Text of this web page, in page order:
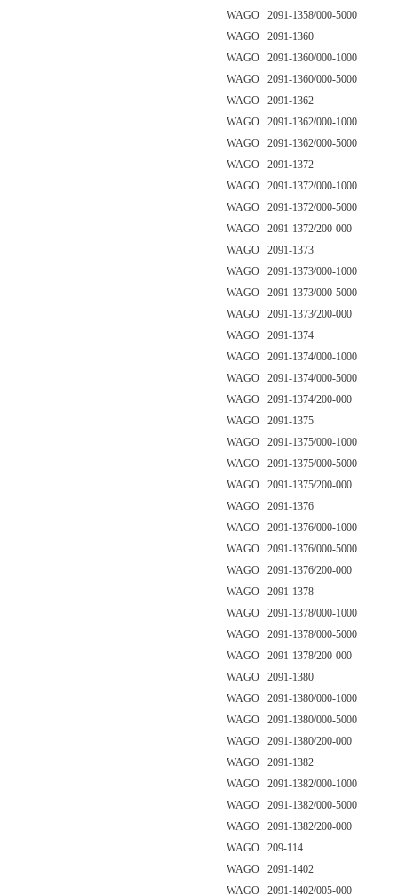
WAGO 2091-1358/000-5000
WAGO 2091-1360
WAGO 2091-1360/000-1000
WAGO 2091-1360/000-5000
WAGO 2091-1362
WAGO 2091-1362/000-1000
WAGO 2091-1362/000-5000
WAGO 2091-1372
WAGO 2091-1372/000-1000
WAGO 2091-1372/000-5000
WAGO 2091-1372/200-000
WAGO 2091-1373
WAGO 2091-1373/000-1000
WAGO 2091-1373/000-5000
WAGO 2091-1373/200-000
WAGO 2091-1374
WAGO 2091-1374/000-1000
WAGO 2091-1374/000-5000
WAGO 2091-1374/200-000
WAGO 2091-1375
WAGO 2091-1375/000-1000
WAGO 2091-1375/000-5000
WAGO 2091-1375/200-000
WAGO 2091-1376
WAGO 2091-1376/000-1000
WAGO 2091-1376/000-5000
WAGO 2091-1376/200-000
WAGO 2091-1378
WAGO 2091-1378/000-1000
WAGO 2091-1378/000-5000
WAGO 2091-1378/200-000
WAGO 2091-1380
WAGO 2091-1380/000-1000
WAGO 2091-1380/000-5000
WAGO 2091-1380/200-000
WAGO 2091-1382
WAGO 2091-1382/000-1000
WAGO 2091-1382/000-5000
WAGO 2091-1382/200-000
WAGO 209-114
WAGO 2091-1402
WAGO 2091-1402/005-000